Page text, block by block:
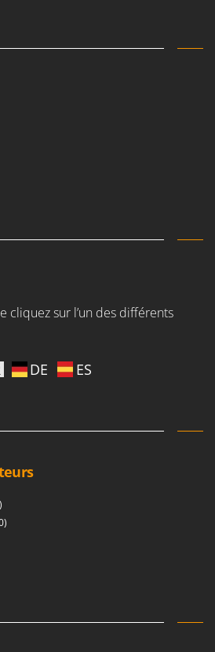
cliquez sur l’un des différents
DE ES